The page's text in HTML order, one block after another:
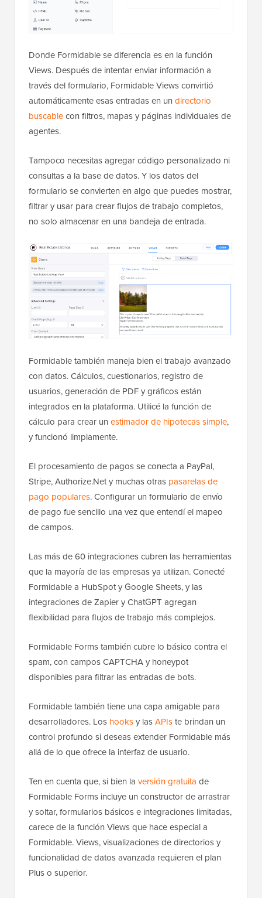
Donde Formidable se diferencia es en la función
Views. Después de intentar enviar información a
través del formulario, Formidable Views convirtió
automáticamente esas entradas en un directorio
buscablecon filtros, mapas y páginas individuales de
agentes.
Tampoco necesitas agregar código personalizado ni
consultas a la base de datos. Y los datos del
formulario se convierten en algo que puedes mostrar,
filtrar y usar para crear flujos de trabajo completos,
no solo almacenar en una bandeja de entrada.
Formidable también maneja bien el trabajo avanzado
con datos. Cálculos, cuestionarios, registro de
usuarios, generación de PDF y gráficos están
integrados en la plataforma. Utilicé la función de
cálculo para crear un estimador de hipotecas simple,
y funcionó limpiamente.
El procesamiento de pagos se conecta a PayPal,
Stripe, Authorize.Net y muchas otras pasarelas de
pago populares. Configurar un formulario de envío
de pago fue sencillo una vez que entendí el mapeo
de campos.
Las más de 60 integraciones cubren las herramientas
que la mayoría de las empresas ya utilizan. Conecté
Formidable a HubSpot y Google Sheets, y las
integraciones de Zapier y ChatGPT agregan
flexibilidad para flujos de trabajo más complejos.
Formidable Forms también cubre lo básico contra el
spam, con campos CAPTCHA y honeypot
disponibles para filtrar las entradas de bots.
Formidable también tiene una capa amigable para
desarrolladores. Los hooksy lasAPIste brindan un
control profundo si deseas extender Formidable más
allá de lo que ofrece la interfaz de usuario.
Ten en cuenta que, si bien la versión gratuita de
Formidable Forms incluye un constructor de arrastrar
y soltar, formularios básicos e integraciones limitadas,
carece de la función Views que hace especial a
Formidable. Views, visualizaciones de directorios y
funcionalidad de datos avanzada requieren el plan
Plus o superior.